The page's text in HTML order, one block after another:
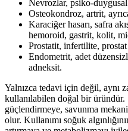
Nevrozlar, psiko-
Osteokondroz, artrit,
Karaciğer hasarı, safra
hemoroid, gastrit, kolit,
Prostatit, infertilite,
Endometrit, adet
adneksit.
Yalnızca tedavi için değil, aynı
kullanılabilen doğal bir
güçlendirmeye, savunma
olur. Kullanımı soğuk